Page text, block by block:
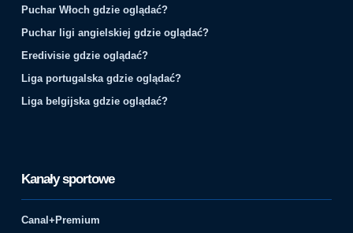
Puchar Włoch gdzie oglądać?
Puchar ligi angielskiej gdzie oglądać?
Eredivisie gdzie oglądać?
Liga portugalska gdzie oglądać?
Liga belgijska gdzie oglądać?
Kanały sportowe
Canal+Premium